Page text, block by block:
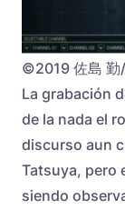
©2019 佐島 勤
La grabación
de la nada el
discurso aun
Tatsuya, pero
siendo